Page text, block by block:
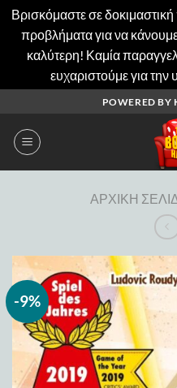
Βρισκόμαστε σε
προβλήματα για να κάνουμε
καλύτερη! Καμία
ευχαριστούμε για
περιεχόμενο
POWERED BY
ΑΡΧΙΚΉ
-9%